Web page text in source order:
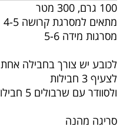
100 גרם, 300 מטר
מתאים למסרגת קרושה 4-5
מסרגות מידה 5-6
לכובע יש צורך בחבילה אחת
לצעיף 3 חבילות
ולסוודר עם שרבולים 5 חבילות
סריגה מהנה